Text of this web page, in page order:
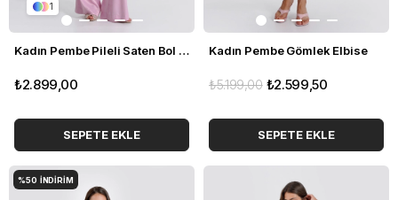
1
Kadın Pembe Pileli Saten Bol Paça pantolon
₺2.899,00
SEPETE EKLE
Kadın Pembe Gömlek Elbise
₺2.599,50
₺5.199,00
SEPETE EKLE
%50 İNDIRIM